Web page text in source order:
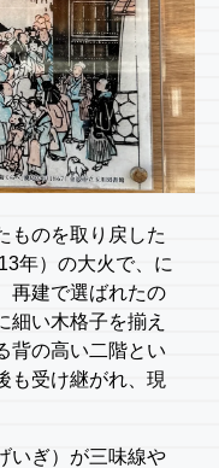
ものを取り戻した
年）の大火で、に
再建で選ばれたの
細い木格子を揃え
背の高い二階とい
も受け継がれ、現
いぎ）が三味線や